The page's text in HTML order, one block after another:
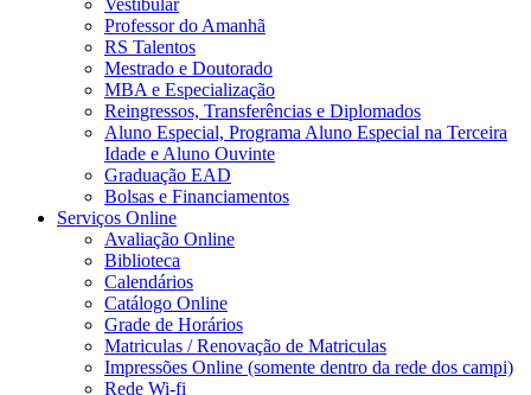
Professor do Amanhã
RS Talentos
Mestrado e Doutorado
MBA e Especialização
Reingressos, Transferências e Diplomados
Aluno Especial, Programa Aluno Especial na Terceira
Idade e Aluno Ouvinte
Graduação EAD
Bolsas e Financiamentos
Serviços Online
Avaliação Online
Biblioteca
Calendários
Catálogo Online
Grade de Horários
Matriculas / Renovação de Matriculas
Impressões Online (somente dentro da rede dos campi)
Rede Wi-fi